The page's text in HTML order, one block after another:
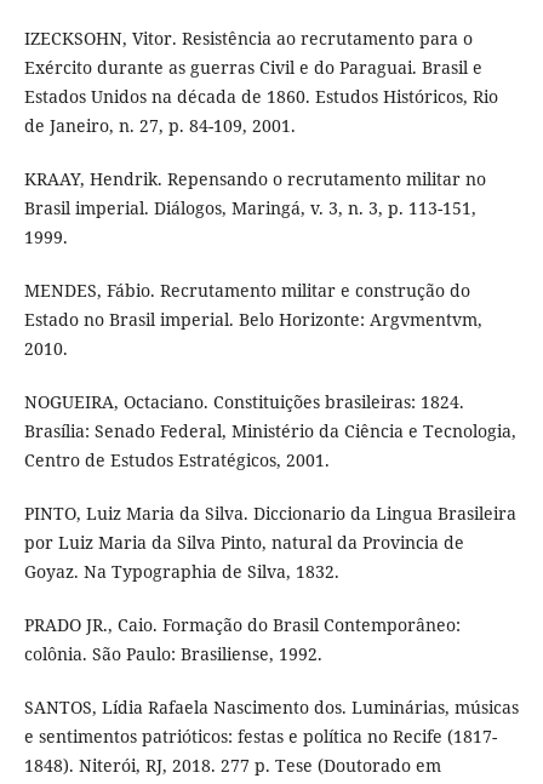
IZECKSOHN, Vitor. Resistência ao recrutamento para o
Exército durante as guerras Civil e do Paraguai. Brasil e
Estados Unidos na década de 1860. Estudos Históricos, Rio
de Janeiro, n. 27, p. 84-109, 2001.
KRAAY, Hendrik. Repensando o recrutamento militar no
Brasil imperial. Diálogos, Maringá, v. 3, n. 3, p. 113-151,
1999.
MENDES, Fábio. Recrutamento militar e construção do
Estado no Brasil imperial. Belo Horizonte: Argvmentvm,
2010.
NOGUEIRA, Octaciano. Constituições brasileiras: 1824.
Brasília: Senado Federal, Ministério da Ciência e Tecnologia,
Centro de Estudos Estratégicos, 2001.
PINTO, Luiz Maria da Silva. Diccionario da Lingua Brasileira
por Luiz Maria da Silva Pinto, natural da Provincia de
Goyaz. Na Typographia de Silva, 1832.
PRADO JR., Caio. Formação do Brasil Contemporâneo:
colônia. São Paulo: Brasiliense, 1992.
SANTOS, Lídia Rafaela Nascimento dos. Luminárias, músicas
e sentimentos patrióticos: festas e política no Recife (1817-
1848). Niterói, RJ, 2018. 277 p. Tese (Doutorado em